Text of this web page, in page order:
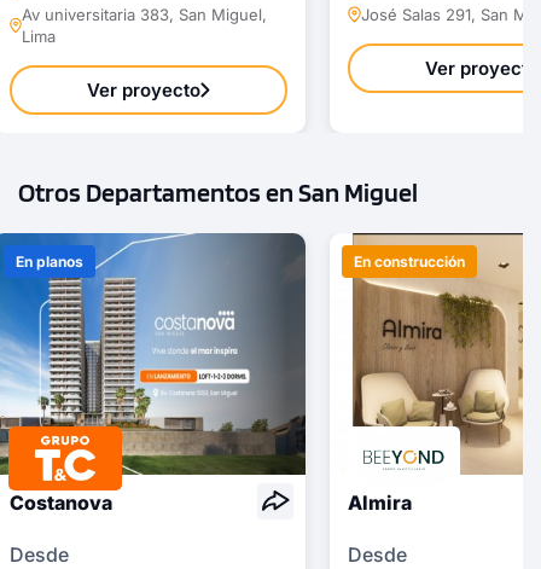
Modelo Tipo 1107
91.21 m² Piso 11
2 dorms.
Av universitaria 383, San Miguel,
Lima
Ver proyecto
José Salas 291, San
Ver proyecto
Otros Departamentos en San Miguel
En planos
Costanova
Desde
En construcción
Almira
Desde